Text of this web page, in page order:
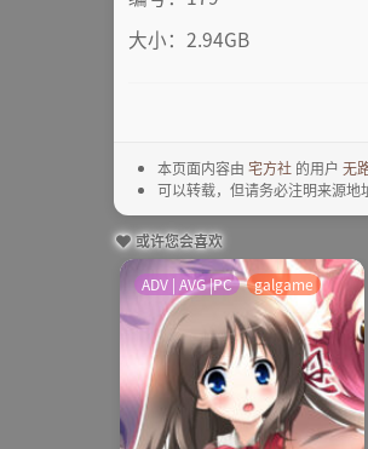
大小：2.94GB
本页面内容由 宅方社 的用户 无
可以转载，但请务必注明来源地
或许您会喜欢
ADV | AVG |PC galgame